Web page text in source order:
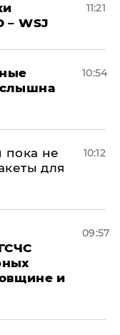
– WSJ
11:21
10:54
пока не
для
10:12
и
09:57